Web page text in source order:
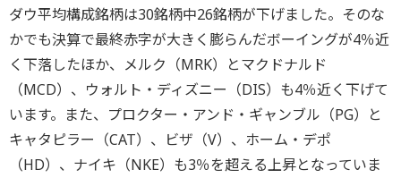
ダウ平均構成銘柄は30銘柄中26銘柄が下げました。そのな
かでも決算で最終赤字が大きく膨らんだボーイングが4％近
く下落したほか、メルク（MRK）とマクドナルド
（MCD）、ウォルト・ディズニー（DIS）も4％近く下げて
います。また、プロクター・アンド・ギャンブル（PG）と
キャタピラー（CAT）、ビザ（V）、ホーム・デポ
（HD）、ナイキ（NKE）も3％を超える上昇となっていま